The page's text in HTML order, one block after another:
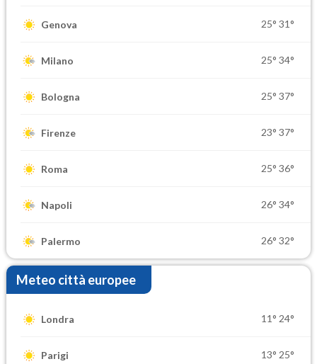
Genova 25° 31°
Milano 25° 34°
Bologna 25° 37°
Firenze 23° 37°
Roma 25° 36°
Napoli 26° 34°
Palermo 26° 32°
Meteo città europee
Londra 11° 24°
Parigi 13° 25°